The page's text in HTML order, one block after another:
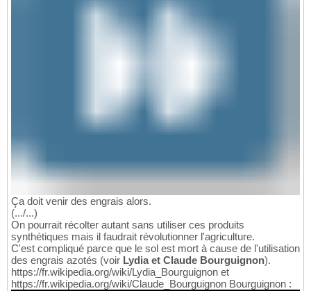
Ça doit venir des engrais alors.
(.../...)
On pourrait récolter autant sans utiliser ces produits
synthétiques mais il faudrait révolutionner l'agriculture.
C'est compliqué parce que le sol est mort à cause de l'utilisation
des engrais azotés (voir Lydia et Claude Bourguignon).
https://fr.wikipedia.org/wiki/Lydia_Bourguignon et
https://fr.wikipedia.org/wiki/Claude_Bourguignon Bourguignon :